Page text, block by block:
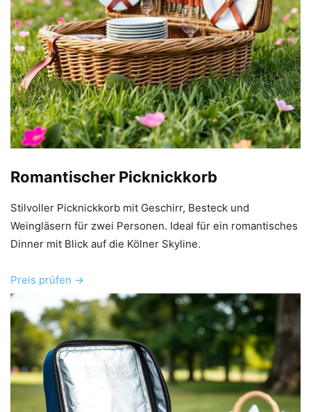
Romantischer Picknickkorb
Stilvoller Picknickkorb mit Geschirr, Besteck und
Weingläsern für zwei Personen. Ideal für ein romantisches
Dinner mit Blick auf die Kölner Skyline.
Preis prüfen →